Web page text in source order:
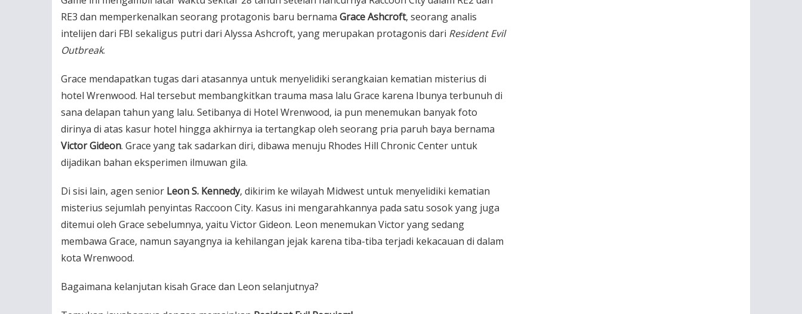
RE3 dan memperkenalkan seorang protagonis baru bernama Grace Ashcroft, seorang analis
intelijen dari FBI sekaligus putri dari Alyssa Ashcroft, yang merupakan protagonis dari Resident Evil
Outbreak.
Grace mendapatkan tugas dari atasannya untuk menyelidiki serangkaian kematian misterius di
hotel Wrenwood. Hal tersebut membangkitkan trauma masa lalu Grace karena Ibunya terbunuh di
sana delapan tahun yang lalu. Setibanya di Hotel Wrenwood, ia pun menemukan banyak foto
dirinya di atas kasur hotel hingga akhirnya ia tertangkap oleh seorang pria paruh baya bernama
Victor Gideon. Grace yang tak sadarkan diri, dibawa menuju Rhodes Hill Chronic Center untuk
dijadikan bahan eksperimen ilmuwan gila.
Di sisi lain, agen senior Leon S. Kennedy, dikirim ke wilayah Midwest untuk menyelidiki kematian
misterius sejumlah penyintas Raccoon City. Kasus ini mengarahkannya pada satu sosok yang juga
ditemui oleh Grace sebelumnya, yaitu Victor Gideon. Leon menemukan Victor yang sedang
membawa Grace, namun sayangnya ia kehilangan jejak karena tiba-tiba terjadi kekacauan di dalam
kota Wrenwood.
Bagaimana kelanjutan kisah Grace dan Leon selanjutnya?